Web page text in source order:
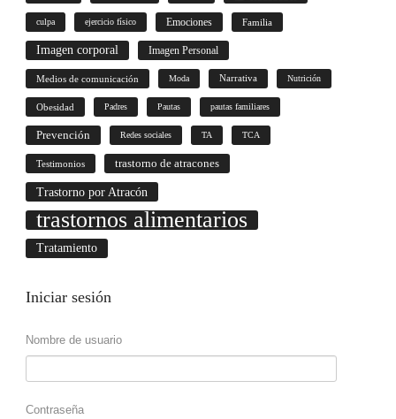
culpa ejercicio físico Emociones Familia
Imagen corporal Imagen Personal
Medios de comunicación Moda Narrativa Nutrición
Obesidad Padres Pautas pautas familiares
Prevención Redes sociales TA TCA
Testimonios trastorno de atracones
Trastorno por Atracón
trastornos alimentarios
Tratamiento
Iniciar sesión
Nombre de usuario
Contraseña